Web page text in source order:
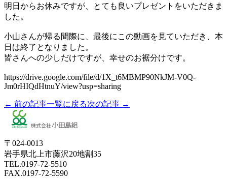
明日からお休みですが、とても良いプレゼントをいただきま
した。
小山さんが帰る間際に、最後にこの動画を見ていただき、本
日は終了となりました。
皆さんへの少しだけですが、幸せのお裾分けです。
https://drive.google.com/file/d/1X_t6MBMP90NkJM-V0Q-
Jm0rHIQdHtnuY/view?usp=sharing
← 前の記事一覧に戻る次の記事 →
〒024-0013
岩手県北上市藤沢20地割35
TEL.0197-72-5510
FAX.0197-72-5590